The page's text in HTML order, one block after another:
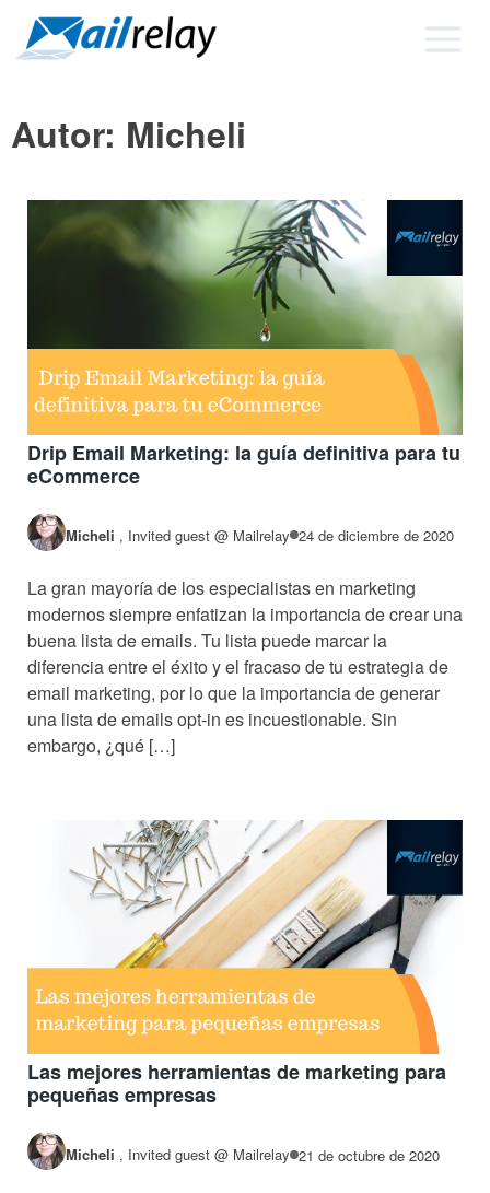
contenido
Autor: Micheli
Drip Email Marketing: la guía definitiva para tu
eCommerce
Micheli , Invited guest @ Mailrelay 24 de diciembre de 2020
La gran mayoría de los especialistas en marketing
modernos siempre enfatizan la importancia de crear una
buena lista de emails. Tu lista puede marcar la
diferencia entre el éxito y el fracaso de tu estrategia de
email marketing, por lo que la importancia de generar
una lista de emails opt-in es incuestionable. Sin
embargo, ¿qué […]
Las mejores herramientas de marketing para
pequeñas empresas
Micheli , Invited guest @ Mailrelay 21 de octubre de 2020